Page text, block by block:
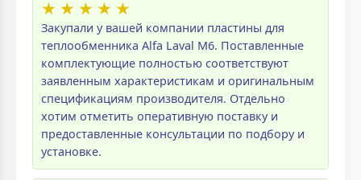
★ ★ ★ ★ ★
Закупали у вашей компании пластины для
теплообменника Alfa Laval M6. Поставленные
комплектующие полностью соответствуют
заявленным характеристикам и оригинальным
спецификациям производителя. Отдельно
хотим отметить оперативную поставку и
предоставленные консультации по подбору и
установке.